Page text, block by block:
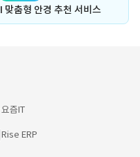
맞춤형 안경 추천 서비스
요즘IT
Rise ERP